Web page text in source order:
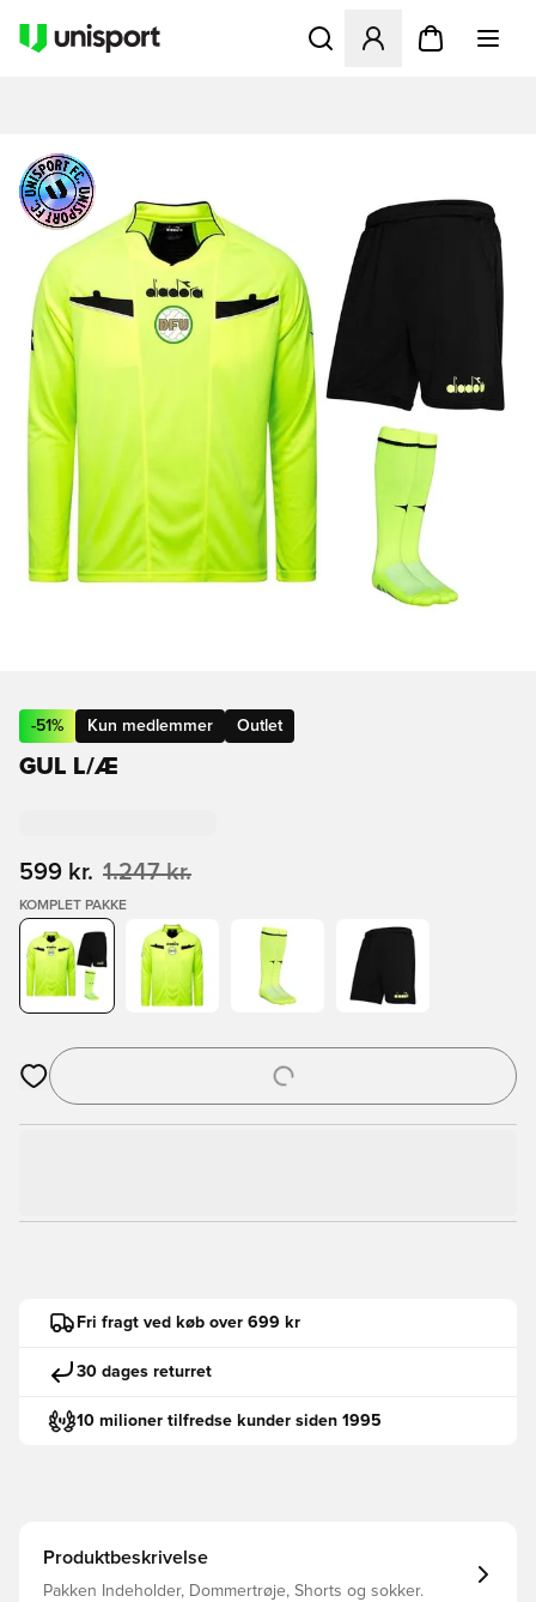
Åbner en Modal til at
-51% Kun medlemmer Outlet
GUL L/Æ
599 kr. 1.247 kr.
KOMPLET PAKKE
Åbner en Modal til at logge ind eller tilmelde dig som medlem
Fri fragt ved køb over 699 kr
30 dages returret
10 milioner tilfredse kunder siden 1995
Produktbeskrivelse
Pakken Indeholder, Dommertrøje, Shorts og sokker.